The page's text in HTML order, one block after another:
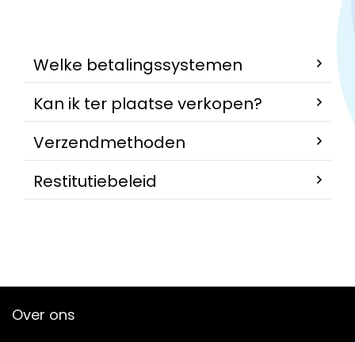
Welke betalingssystemen
Kan ik ter plaatse verkopen?
Verzendmethoden
Restitutiebeleid
Over ons